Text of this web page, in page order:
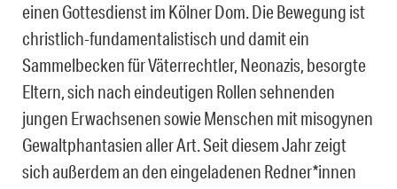
einen Gottesdienst im Kölner Dom. Die Bewegung ist
christlich-fundamentalistisch und damit ein
Sammelbecken für Väterrechtler, Neonazis, besorgte
Eltern, sich nach eindeutigen Rollen sehnenden
jungen Erwachsenen sowie Menschen mit misogynen
Gewaltphantasien aller Art. Seit diesem Jahr zeigt
sich außerdem an den eingeladenen Redner*innen